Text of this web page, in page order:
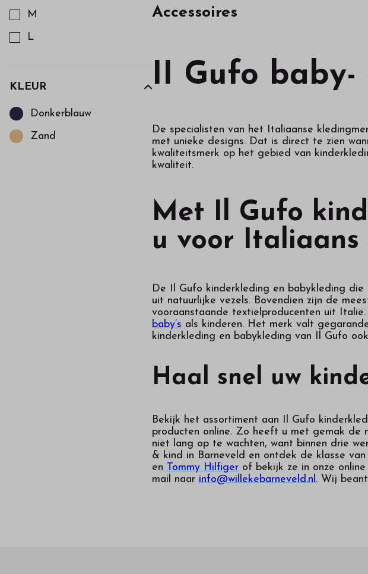
M
L
KLEUR
Donkerblauw
Zand
Accessoires
II Gufo
De specialisten van het Italiaanse
met unieke designs. Dat is direct te zien
kwaliteitsmerk op het gebied van
kwaliteit.
Met Il Gufo
u voor Italiaans
De Il Gufo kinderkleding en babykleding
uit natuurlijke vezels. Bovendien zijn de
vooraanstaande textielproducenten uit
baby’s als kinderen. Het merk valt
kinderkleding en babykleding van Il Gufo
Haal snel uw
Bekijk het assortiment aan Il Gufo
producten online. Zo heeft u met gemak de
niet lang op te wachten, want binnen drie
& kind in Barneveld en ontdek de klasse
en Tommy Hilfiger of bekijk ze in onze
mail naar info@willekebarneveld.nl. Wij